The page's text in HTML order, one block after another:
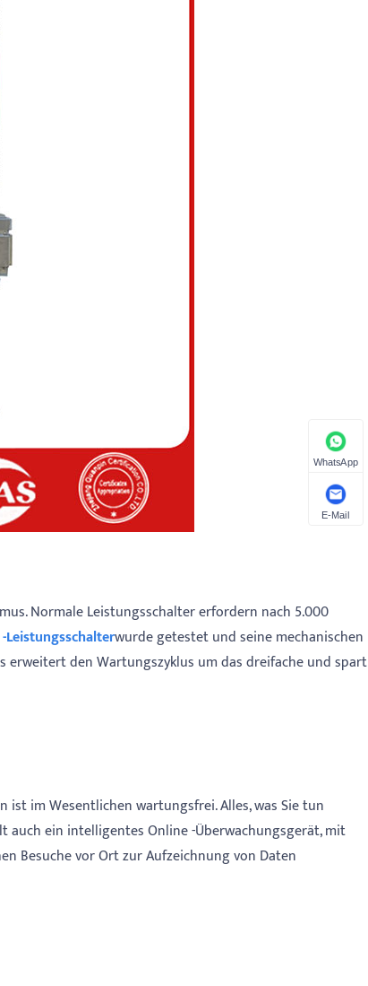
Normale Leistungsschalter erfordern nach 5.000
Leistungsschalterwurde getestet und seine mechanischen
erweitert den Wartungszyklus um das dreifache und spart
im Wesentlichen wartungsfrei. Alles, was Sie tun
auch ein intelligentes Online -Überwachungsgerät, mit
Besuche vor Ort zur Aufzeichnung von Daten
WhatsApp
E-Mail